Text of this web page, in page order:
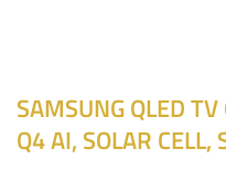
SAMSUNG QLED
Q4 AI, SOLAR CELL,